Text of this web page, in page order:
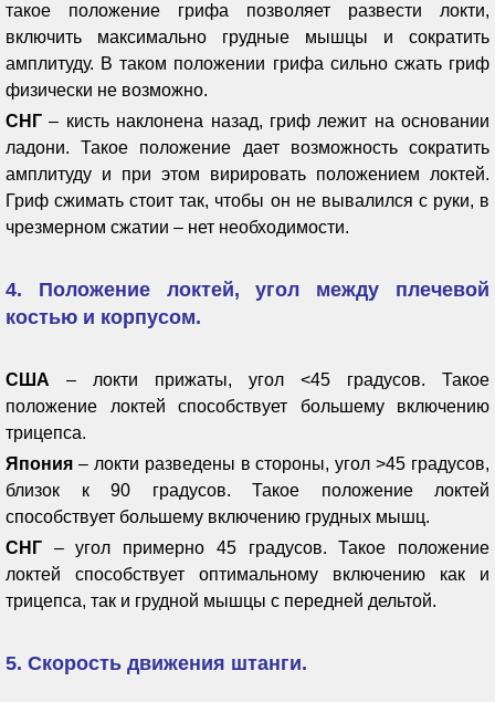
такое положение грифа позволяет развести локти,
включить максимально грудные мышцы и сократить
амплитуду. В таком положении грифа сильно сжать гриф
физически не возможно.
СНГ – кисть наклонена назад, гриф лежит на основании
ладони. Такое положение дает возможность сократить
амплитуду и при этом вирировать положением локтей.
Гриф сжимать стоит так, чтобы он не вывалился с руки, в
чрезмерном сжатии – нет необходимости.
4. Положение локтей, угол между плечевой
костью и корпусом.
США – локти прижаты, угол <45 градусов. Такое
положение локтей способствует большему включению
трицепса.
Япония – локти разведены в стороны, угол >45 градусов,
близок к 90 градусов. Такое положение локтей
способствует большему включению грудных мышц.
СНГ – угол примерно 45 градусов. Такое положение
локтей способствует оптимальному включению как и
трицепса, так и грудной мышцы с передней дельтой.
5. Скорость движения штанги.